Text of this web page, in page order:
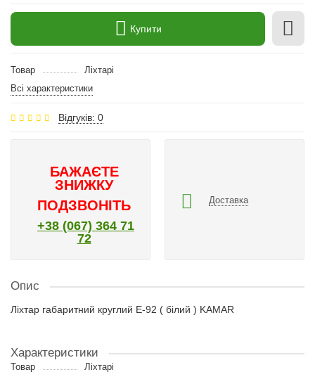
Купити
Товар
Ліхтарі
Всі характеристики
Відгуків: 0
БАЖАЄТЕ
ЗНИЖКУ
ПОДЗВОНІТЬ
+38 (067) 364 71
72
Доставка
Опис
Ліхтар габаритний круглий Е-92 ( білий ) KAMAR
Характеристики
Товар Ліхтарі